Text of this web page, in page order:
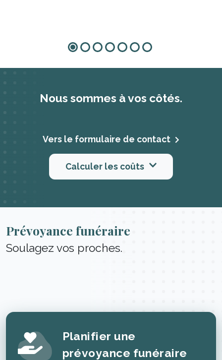
Nous sommes à vos côtés.
Vers le formulaire de contact
Calculer les coûts
Prévoyance funéraire
Soulagez vos proches.
Planifier une
prévoyance funéraire